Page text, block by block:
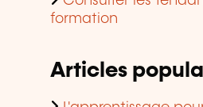
formation
Articles